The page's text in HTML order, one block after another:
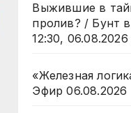
Выжившие в
пролив? / Бунт
12:30, 06.08.2026
«Железная
Эфир 06.08.2026